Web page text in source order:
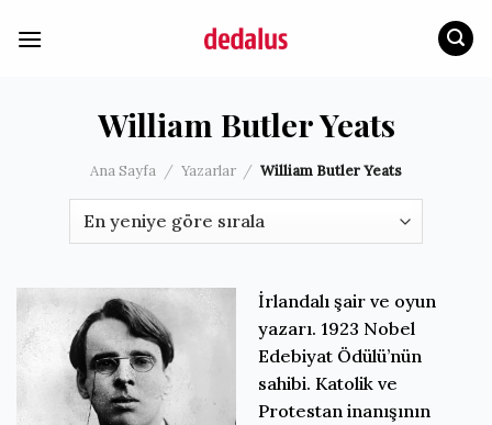
atla
William Butler Yeats
Ana Sayfa / Yazarlar / William Butler Yeats
İrlandalı şair ve oyun
yazarı. 1923 Nobel
Edebiyat Ödülü’nün
sahibi. Katolik ve
Protestan inanışının